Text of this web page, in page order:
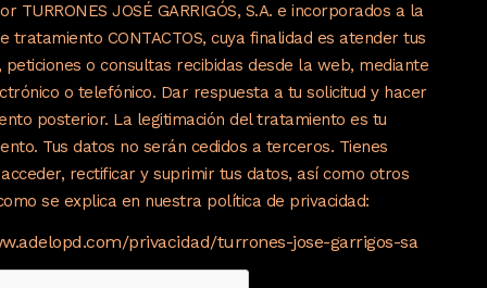
TURRONES JOSÉ GARRIGÓS, S.A. e incorporados a la
tratamiento CONTACTOS, cuya finalidad es atender tus
peticiones o consultas recibidas desde la web, mediante
o telefónico. Dar respuesta a tu solicitud y hacer
posterior. La legitimación del tratamiento es tu
Tus datos no serán cedidos a terceros. Tienes
rectificar y suprimir tus datos, así como otros
se explica en nuestra política de privacidad:
privacidad/turrones-jose-garrigos-sa